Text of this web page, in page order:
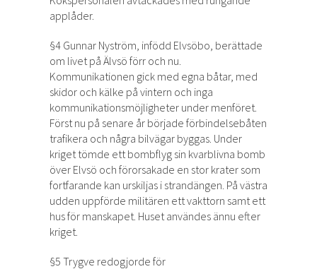
applåder.
§4 Gunnar Nyström, infödd Elvsöbo, berättade
om livet på Älvsö förr och nu.
Kommunikationen gick med egna båtar, med
skidor och kälke på vintern och inga
kommunikationsmöjligheter under menföret.
Först nu på senare år började förbindelsebåten
trafikera och några bilvägar byggas. Under
kriget tömde ett bombflyg sin kvarblivna bomb
över Elvsö och förorsakade en stor krater som
fortfarande kan urskiljas i strandängen. På västra
udden uppförde militären ett vakttorn samt ett
hus för manskapet. Huset användes ännu efter
kriget.
§5 Trygve redogjorde för